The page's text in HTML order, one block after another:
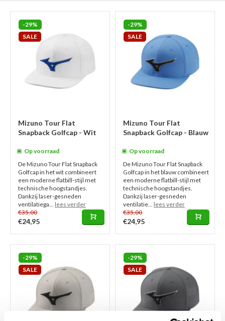
-29%
SALE
Mizuno Tour Flat
Snapback Golfcap - Wit
Op voorraad
De Mizuno Tour Flat Snapback
Golfcap in het wit combineert
een moderne flatbill-stijl met
technische hoogstandjes.
Dankzij laser-gesneden
ventilatiega... lees verder
€35,00
€24,95
-29%
SALE
Mizuno Tour Flat
Snapback Golfcap - Blauw
Op voorraad
De Mizuno Tour Flat Snapback
Golfcap in het blauw combineert
een moderne flatbill-stijl met
technische hoogstandjes.
Dankzij laser-gesneden
ventilatie... lees verder
€35,00
€24,95
-29%
SALE
-29%
SALE